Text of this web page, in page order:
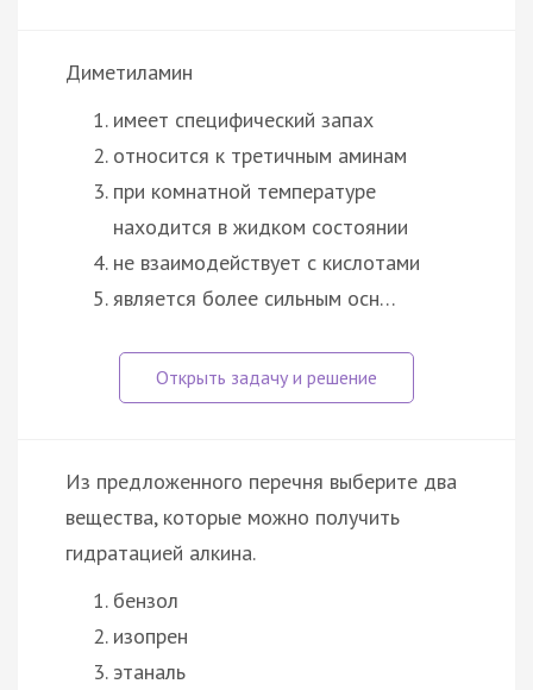
Диметиламин
имеет специфический запах
относится к третичным аминам
при комнатной температуре
находится в жидком состоянии
не взаимодействует с кислотами
является более сильным осн…
Из предложенного перечня выберите два
вещества, которые можно получить
гидратацией алкина.
бензол
изопрен
этаналь